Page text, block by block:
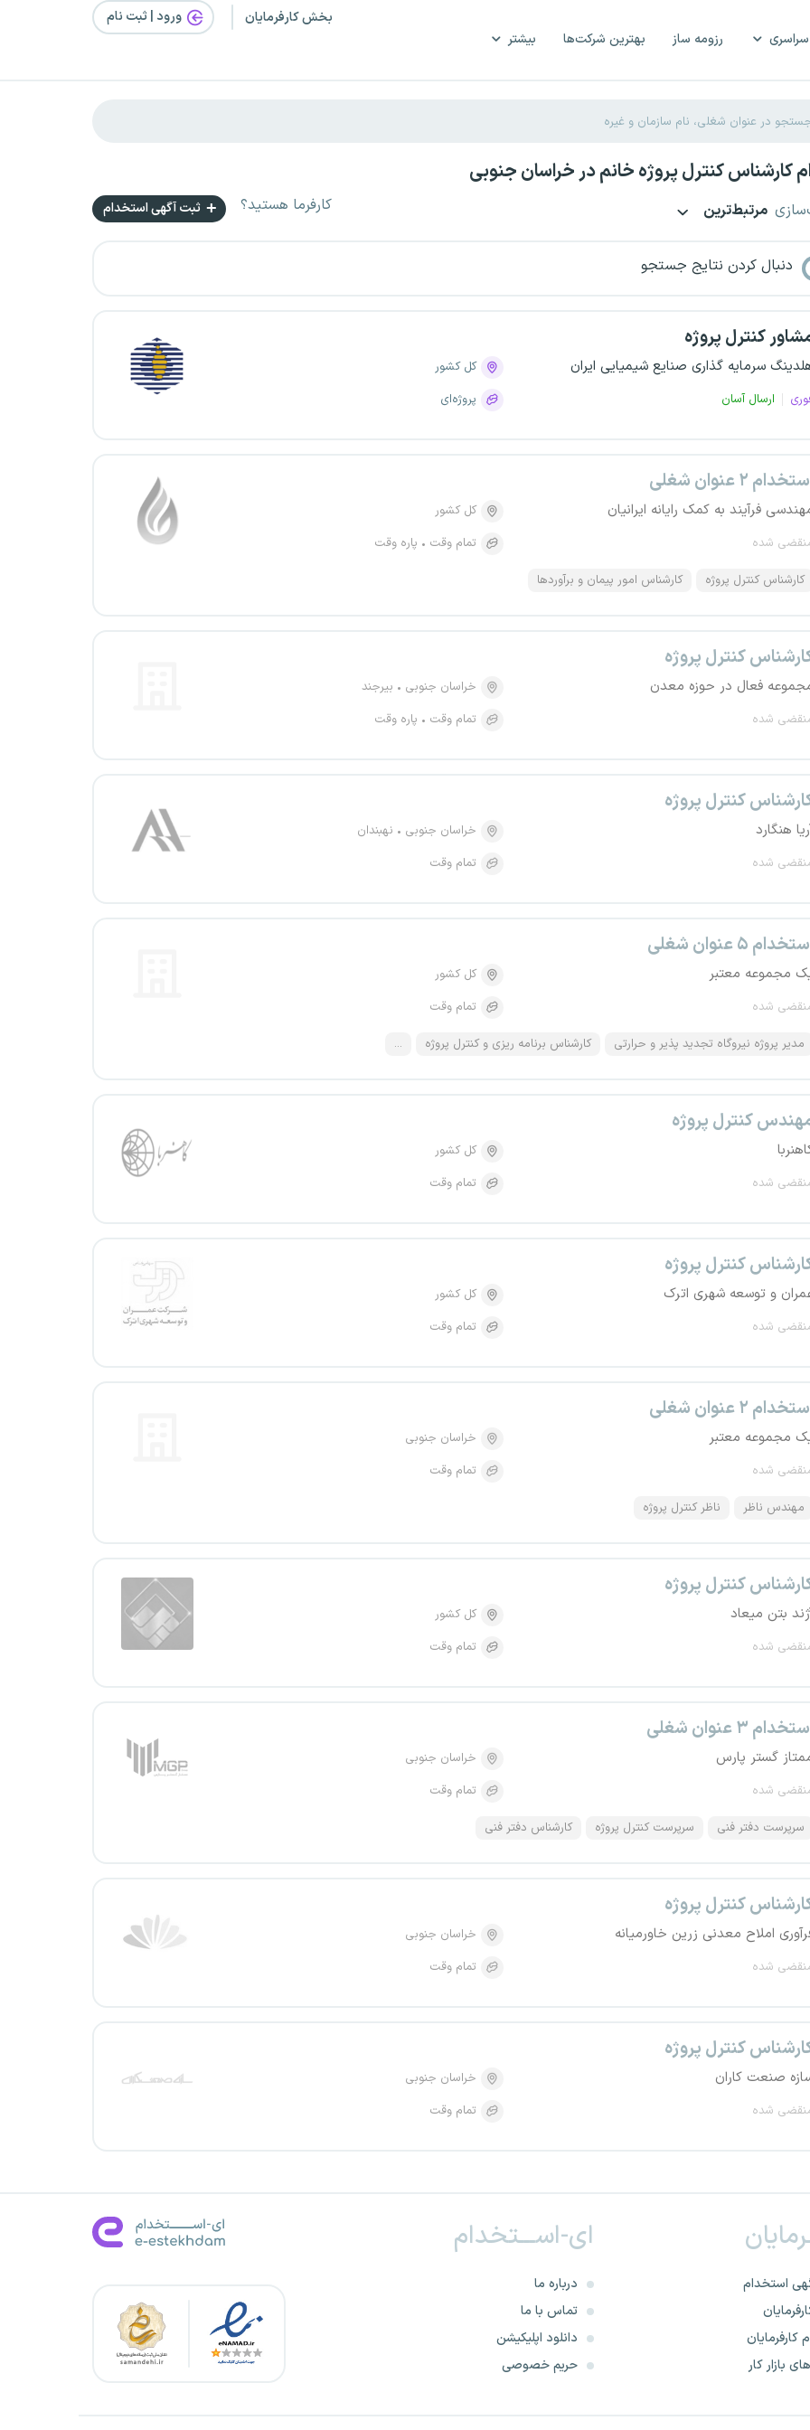
رزومه ساز بهترین شرکت‌ها بیشتر
بخش کارفرمایان ورود | ثبت‌ نام
کارشناس کنترل پروژه خانم در خراسان جنوبی
مرتبط‌ترین کارفرما هستید؟ ثبت آگهی استخدام
دنبال کردن نتایج جستجو
کنترل پروژه
سرمایه گذاری صنایع شیمیایی ایران
ارسال آسان
کل کشور
پروژه‌ای
۲ عنوان شغلی
فرآیند به کمک رایانه ایرانیان
شده
کل کشور
تمام وقت
پاره وقت
کارشناس کنترل پروژه کارشناس امور پیمان و برآوردها
کنترل پروژه
فعال در حوزه معدن
شده
خراسان جنوبی
بیرجند
تمام وقت
پاره وقت
کنترل پروژه
هنگارد
شده
خراسان جنوبی
نهبندان
تمام وقت
۵ عنوان شغلی
مجموعه معتبر
شده
کل کشور
تمام وقت
مدیر پروژه نیروگاه تجدید پذیر و حرارتی کارشناس برنامه ریزی و کنترل پروژه ...
کنترل پروژه
شده
کل کشور
تمام وقت
کنترل پروژه
و توسعه شهری اترک
شده
کل کشور
تمام وقت
۲ عنوان شغلی
مجموعه معتبر
شده
خراسان جنوبی
تمام وقت
مهندس ناظر ناظر کنترل پروژه
کنترل پروژه
بتن میعاد
شده
کل کشور
تمام وقت
۳ عنوان شغلی
گستر پارس
شده
خراسان جنوبی
تمام وقت
سرپرست دفتر فنی سرپرست کنترل پروژه کارشناس دفتر فنی
کنترل پروژه
املاح معدنی زرین خاورمیانه
شده
خراسان جنوبی
تمام وقت
کنترل پروژه
صنعت کاران
شده
خراسان جنوبی
تمام وقت
استخدام
کارفرمایان
بازار کار
ای-اســـتخدام
درباره ما
تماس با ما
دانلود اپلیکیشن
حریم خصوصی